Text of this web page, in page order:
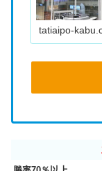
tatiaipo-